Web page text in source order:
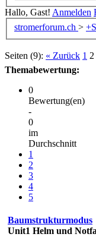
Hallo, Gast! Anmelden
stromerforum.ch >
Seiten (9): « Zurück 1 2
Themabewertung:
0
Bewertung(en)
-
0
im
Durchschnitt
1
2
3
4
5
Baumstrukturmodus
Unit1 Helm und